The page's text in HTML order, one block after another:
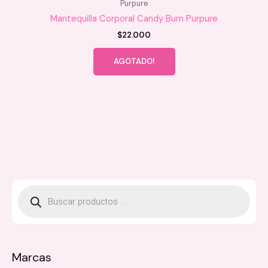
d
e
Marcas
Purpure
Mantequilla Corporal Candy Bum Purpure
$22.000
AGOTADO!